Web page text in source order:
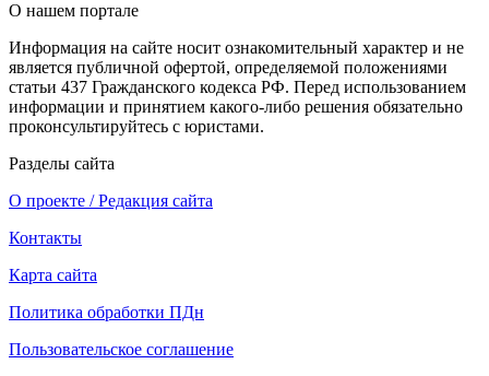
О нашем портале
Информация на сайте носит ознакомительный характер и не
является публичной офертой, определяемой положениями
статьи 437 Гражданского кодекса РФ. Перед использованием
информации и принятием какого-либо решения обязательно
проконсультируйтесь с юристами.
Разделы сайта
О проекте / Редакция сайта
Контакты
Карта сайта
Политика обработки ПДн
Пользовательское соглашение